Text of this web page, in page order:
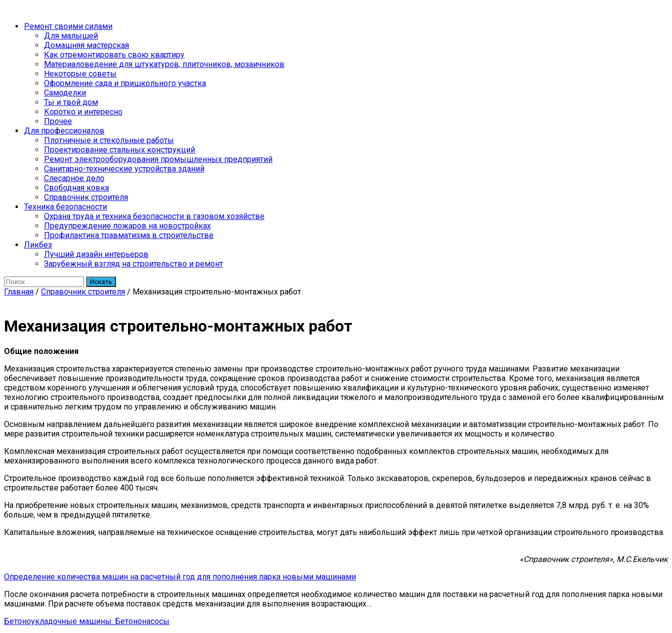
Ремонт своими силами
Для малышей
Домашняя мастерская
Как отремонтировать свою квартиру
Материаловедение для штукатуров, плиточников, мозаичников
Некоторые советы
Оформление сада и пришкольного участка
Самоделки
Ты и твой дом
Коротко и интересно
Прочее
Для профессионалов
Плотничные и стекольные работы
Проектирование стальных конструкций
Ремонт электрооборудования промышленных предприятий
Санитарно-технические устройства зданий
Слесарное дело
Свободная ковка
Справочник строителя
Техника безопасности
Охрана труда и техника безопасности в газовом хозяйстве
Предупреждение пожаров на новостройках
Профилактика травматизма в строительстве
Ликбез
Лучший дизайн интерьеров
Зарубежный взгляд на строительство и ремонт
Искать
Главная / Справочник строителя / Механизация строительно-монтажных работ
Механизация строительно-монтажных работ
Общие положения
Механизация строительства характеризуется степенью замены при производстве строительно-монтажных работ ручного труда машинами. Развитие механизации
обеспечивает повышение производительности труда, сокращение сроков производства работ и снижение стоимости строительства. Кроме того, механизация является
средством коренного улучшения и облегчения условий труда, способствует повышению квалификации и культурно-технического уровня рабочих; существенно изменяет
технологию строительного производства, создает предпосылки для полной ликвидации тяжелого и малопроизводительного труда с заменой его более квалифицированным
и сравнительно легким трудом по управлению и обслуживанию машин.
Основным направлением дальнейшего развития механизации является широкое внедрение комплексной механизации и автоматизации строительно-монтажных работ. По
мере развития строительной техники расширяется номенклатура строительных машин, систематически увеличивается их мощность и количество.
Комплексная механизация строительных работ осуществляется при помощи соответственно подобранных комплектов строительных машин, необходимых для
механизированного выполнения всего комплекса технологического процесса данного вида работ.
Строительное производство каждый год все больше пополняется эффективной техникой. Только экскаваторов, скреперов, бульдозеров и передвижных кранов сейчас в
строительстве работает более 400 тысяч.
На приобретение новых строительных машин, механизмов, средств транспорта и инвентарных приспособлений в девятой пятилетке выделяется 7,8 млрд. руб. т. е. на 30%
больше, чем в предыдущей пятилетке.
Капитальные вложения, направляемые на техническое оснащение строительства, могут дать наибольший эффект лишь при четкой организации строительного производства.
«Справочник строителя», М.С.Екельчик
Определение количества машин на расчетный год для пополнения парка новыми машинами
После окончания расчета потребности в строительных машинах определяется необходимое количество машин для поставки на расчетный год для пополнения парка новыми
машинами. При расчете объема поставок средств механизации для выполнения возрастающих…
Бетоноукладочные машины. Бетононасосы